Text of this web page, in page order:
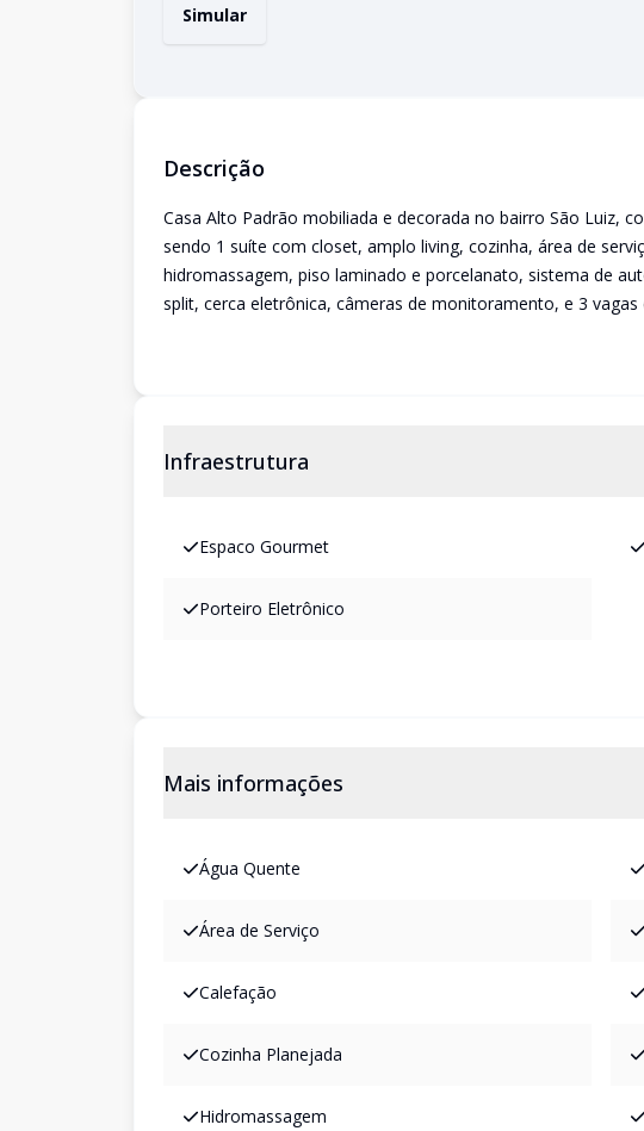
Simular
Descrição
Casa Alto Padrão mobiliada e decorada no bairro São Luiz,
sendo 1 suíte com closet, amplo living, cozinha, área de
hidromassagem, piso laminado e porcelanato, sistema de
split, cerca eletrônica, câmeras de monitoramento, e 3 vagas
Infraestrutura
Espaco Gourmet
Porteiro Eletrônico
Mais informações
Água Quente
Área de Serviço
Calefação
Cozinha Planejada
Hidromassagem